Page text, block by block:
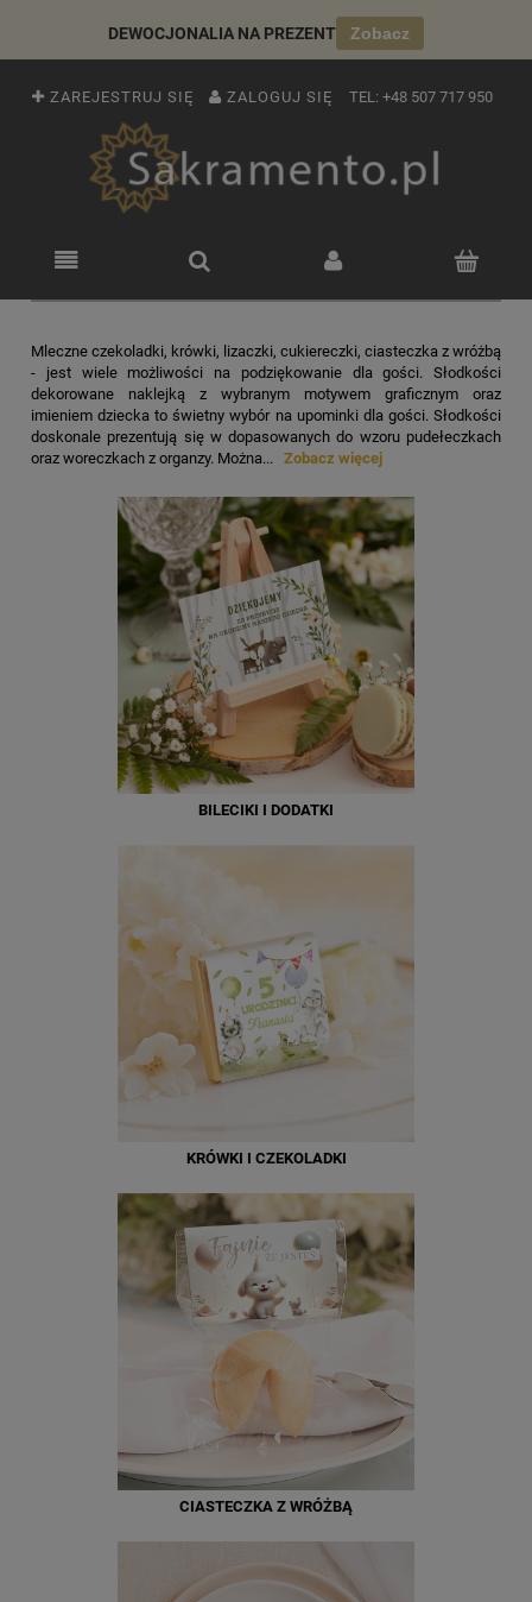
DEWOCJONALIA NA PREZENT Zobacz
ZAREJESTRUJ SIĘ ZALOGUJ SIĘ TEL: +48 507 717 950
Mleczne czekoladki, krówki, lizaczki, cukiereczki, ciasteczka z wróżbą
- jest wiele możliwości na podziękowanie dla gości. Słodkości
dekorowane naklejką z wybranym motywem graficznym oraz
imieniem dziecka to świetny wybór na upominki dla gości. Słodkości
doskonale prezentują się w dopasowanych do wzoru pudełeczkach
oraz woreczkach z organzy. Można... Zobacz więcej
BILECIKI I DODATKI
KRÓWKI I CZEKOLADKI
CIASTECZKA Z WRÓŻBĄ